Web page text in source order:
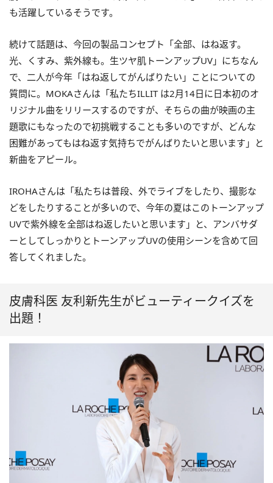
も活躍しているそうです。
続けて話題は、今回の製品コンセプト「全部、はね返す。
光、くすみ、紫外線も。生ツヤ肌トーンアップUV」にちなん
で、二人が今年「はね返してがんばりたい」ことについての
質問に。MOKAさんは「私たちILLIT は2月14日に日本初のオ
リジナル曲をリリースするのですが、そちらの曲が映画の主
題歌にもなったので初挑戦することも多いのですが、どんな
困難があってもはね返す気持ちでがんばりたいと思います」と
新曲をアピール。
IROHAさんは「私たちは普段、外でライブをしたり、撮影な
どをしたりすることが多いので、今年の夏はこのトーンアップ
UVで紫外線を全部はね返したいと思います」と、アンバサダ
ーとしてしっかりとトーンアップUVの使用シーンを含めて回
答してくれました。
皮膚科医 友利新先生がビューティークイズを
出題！